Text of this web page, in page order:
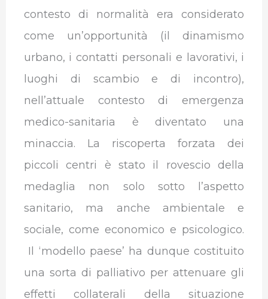
contesto di normalità era considerato
come un’opportunità (il dinamismo
urbano, i contatti personali e lavorativi, i
luoghi di scambio e di incontro),
nell’attuale contesto di emergenza
medico-sanitaria è diventato una
minaccia. La riscoperta forzata dei
piccoli centri è stato il rovescio della
medaglia non solo sotto l’aspetto
sanitario, ma anche ambientale e
sociale, come economico e psicologico.
Il ‘modello paese’ ha dunque costituito
una sorta di palliativo per attenuare gli
effetti collaterali della situazione